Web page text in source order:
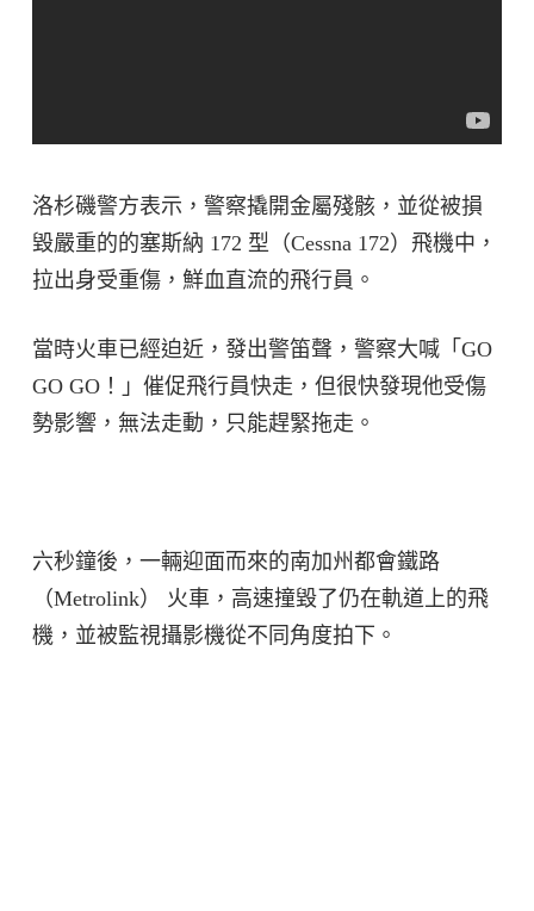
洛杉磯警方表示，警察撬開金屬殘骸，並從被損
毀嚴重的的塞斯納 172 型（Cessna 172）飛機中，
拉出身受重傷，鮮血直流的飛行員。
當時火車已經迫近，發出警笛聲，警察大喊「GO
GO GO！」催促飛行員快走，但很快發現他受傷
勢影響，無法走動，只能趕緊拖走。
六秒鐘後，一輛迎面而來的南加州都會鐵路
（Metrolink） 火車，高速撞毀了仍在軌道上的飛
機，並被監視攝影機從不同角度拍下。